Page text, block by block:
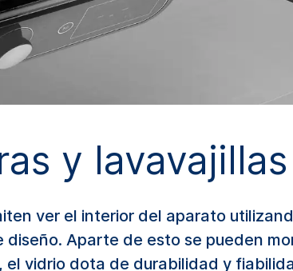
y lavavajillas
ver el interior del aparato
Aparte de esto se pueden
vidrio dota de durabilidad y